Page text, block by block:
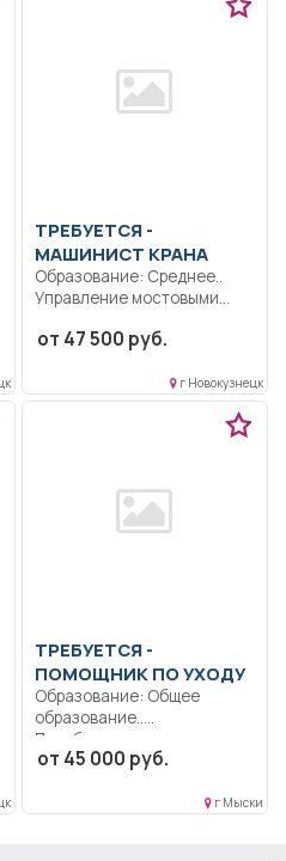
ТРЕБУЕТСЯ -
МАШИНИСТ КРАНА
Образование: Среднее..
Управление мостовыми
различными
от 47 500 руб.
г Новокузнецк
ТРЕБУЕТСЯ -
ПОМОЩНИК ПО УХОДУ
Образование: Общее
образование..
Приобретение за счет
средств клиента и...
от 45 000 руб.
г Мыски